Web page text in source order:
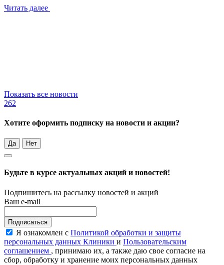
Читать далее
Показать все новости
262
Хотите оформить подписку на новости и акции?
Да Нет
Будьте в курсе актуальных акций и новостей!
Подпишитесь на рассылку новостей и акций
Ваш e-mail
Подписаться
Я ознакомлен с Политикой обработки и защиты
персональных данных Клиники и Пользовательским
соглашением , принимаю их, а также даю свое согласие на
сбор, обработку и хранение моих персональных данных